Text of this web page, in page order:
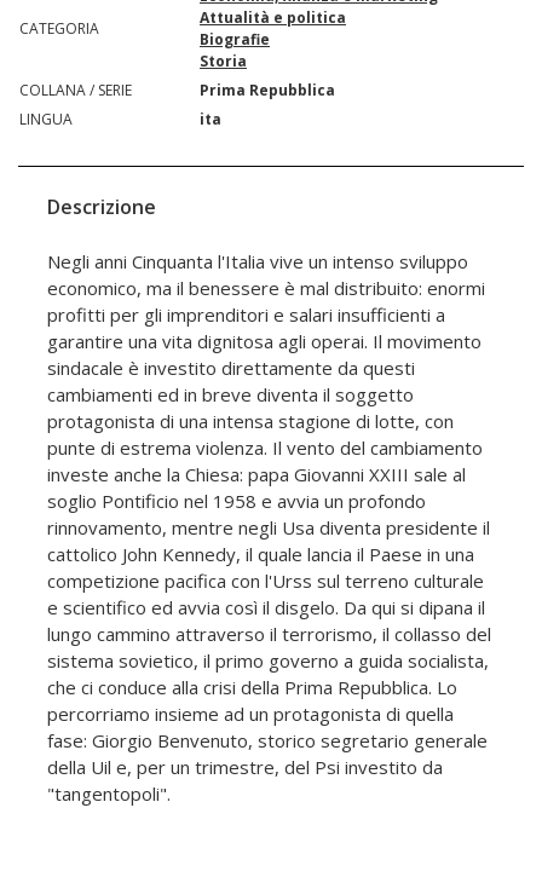
CATEGORIA
Attualità e politica
Biografie
Storia
COLLANA / SERIE
Prima Repubblica
LINGUA
ita
Descrizione
Negli anni Cinquanta l'Italia vive un intenso sviluppo
economico, ma il benessere è mal distribuito: enormi
profitti per gli imprenditori e salari insufficienti a
garantire una vita dignitosa agli operai. Il movimento
sindacale è investito direttamente da questi
cambiamenti ed in breve diventa il soggetto
protagonista di una intensa stagione di lotte, con
punte di estrema violenza. Il vento del cambiamento
investe anche la Chiesa: papa Giovanni XXIII sale al
soglio Pontificio nel 1958 e avvia un profondo
rinnovamento, mentre negli Usa diventa presidente il
cattolico John Kennedy, il quale lancia il Paese in una
competizione pacifica con l'Urss sul terreno culturale
e scientifico ed avvia così il disgelo. Da qui si dipana il
lungo cammino attraverso il terrorismo, il collasso del
sistema sovietico, il primo governo a guida socialista,
che ci conduce alla crisi della Prima Repubblica. Lo
percorriamo insieme ad un protagonista di quella
fase: Giorgio Benvenuto, storico segretario generale
della Uil e, per un trimestre, del Psi investito da
"tangentopoli".